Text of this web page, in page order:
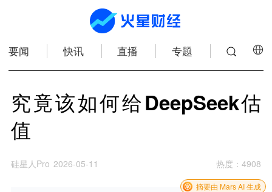
要闻 快讯 直播 专题
究竟该如何给DeepSeek估
值
硅星人Pro 2026-05-11 热度 ：4908
摘要由 Mars AI 生成